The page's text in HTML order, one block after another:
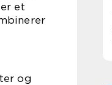
et
og